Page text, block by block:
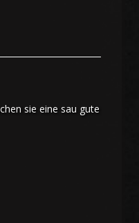
sie eine sau gute